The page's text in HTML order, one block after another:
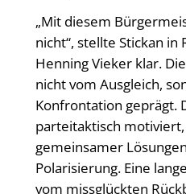
„Mit diesem
nicht“, stellte Stickan
Henning Vieker klar.
nicht vom Ausgleich,
Konfrontation geprägt.
parteitaktisch
gemeinsamer
Polarisierung. Eine
vom missglückten